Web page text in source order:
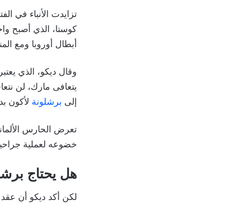
تزايدت الأنباء في
كوستا، الذي أصبح
أبطال أوروبا ومع
وقال ديكو، الذي
يتعافى مارك، لن
إلى برشلونة لأكون
تعرض الحارس
خضوعه لعملية
هل يحتاج